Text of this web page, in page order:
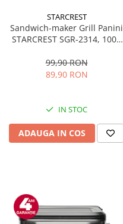
STARCREST
Sandwich-maker Grill Panini
STARCREST SGR-2314, 1000
Deschidere 180°, Suprafata
de gatire 23 x 14 cm, Negru
99,90 RON
89,90 RON
IN STOC
ADAUGA IN COS